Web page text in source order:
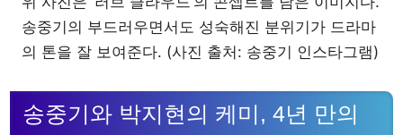
송중기의 부드러우면서도 성숙해진 분위기가 드라마
의 톤을 잘 보여준다. (사진 출처: 송중기 인스타그램)
송중기와 박지현의 케미, 4년 만의